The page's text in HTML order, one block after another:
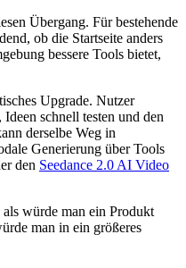
Übergang. Für bestehende
ob die Startseite anders
bessere Tools bietet,
Upgrade. Nutzer
schnell testen und den
derselbe Weg in
Generierung über Tools
den Seedance 2.0 AI Video
würde man ein Produkt
man in ein größeres